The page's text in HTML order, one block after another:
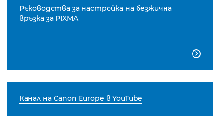
Ръководства за настройка на безжична
връзка за PIXMA

Канал на Canon Europe в YouTube